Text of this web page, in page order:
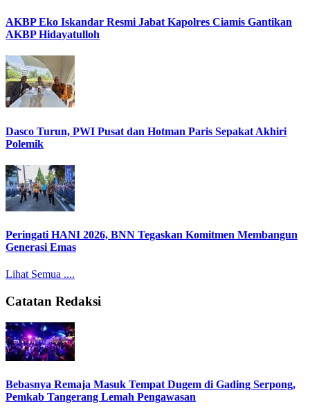
AKBP Eko Iskandar Resmi Jabat Kapolres Ciamis Gantikan
AKBP Hidayatulloh
Dasco Turun, PWI Pusat dan Hotman Paris Sepakat Akhiri
Polemik
Peringati HANI 2026, BNN Tegaskan Komitmen Membangun
Generasi Emas
Lihat Semua ....
Catatan Redaksi
Bebasnya Remaja Masuk Tempat Dugem di Gading Serpong,
Pemkab Tangerang Lemah Pengawasan